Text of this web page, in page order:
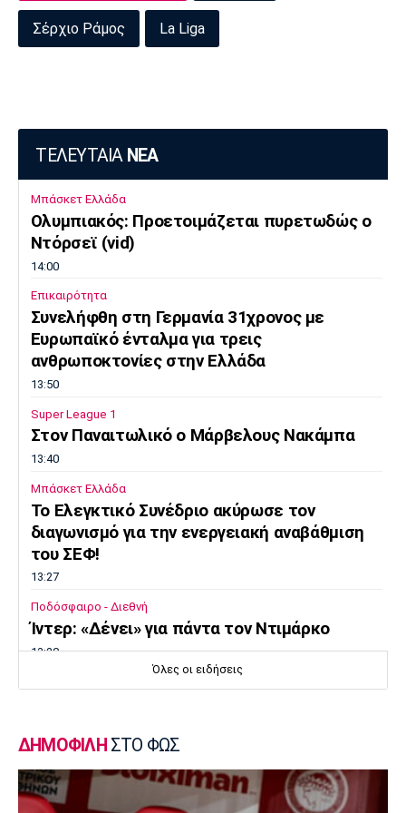
Σέρχιο Ράμος La Liga
ΤΕΛΕΥΤΑΙΑ ΝΕΑ
Μπάσκετ Ελλάδα
Ολυμπιακός: Προετοιμάζεται πυρετωδώς ο
Ντόρσεϊ (vid)
14:00
Επικαιρότητα
Συνελήφθη στη Γερμανία 31χρονος με
Ευρωπαϊκό ένταλμα για τρεις
ανθρωποκτονίες στην Ελλάδα
13:50
Super League 1
Στον Παναιτωλικό ο Μάρβελους Νακάμπα
13:40
Μπάσκετ Ελλάδα
Το Ελεγκτικό Συνέδριο ακύρωσε τον
διαγωνισμό για την ενεργειακή αναβάθμιση
του ΣΕΦ!
13:27
Ποδόσφαιρο - Διεθνή
Ίντερ: «Δένει» για πάντα τον Ντιμάρκο
13:20
13:10
Μπάσκετ Ελλάδα
Επέστρεψε στην Καρδίτσα ο Οκόρο
Όλες οι ειδήσεις
ΔΗΜΟΦΙΛΗ ΣΤΟ ΦΩΣ